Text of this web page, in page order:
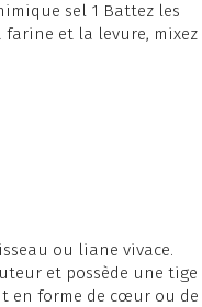
sel 1 Battez les
farine et la levure, mixez
ou liane vivace.
et possède une tige
en forme de cœur ou de